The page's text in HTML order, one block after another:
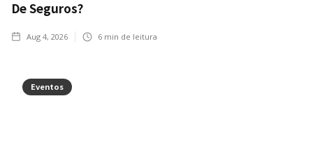
De Seguros?
Aug 4, 2026 6 min de leitura
Eventos